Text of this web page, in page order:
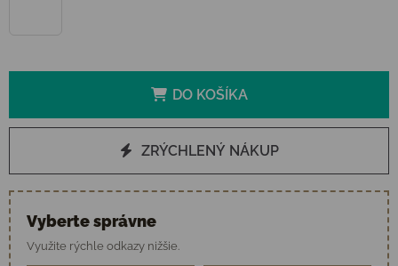
DO KOŠÍKA
ZRÝCHLENÝ NÁKUP
Vyberte správne
Využite rýchle odkazy nižšie.